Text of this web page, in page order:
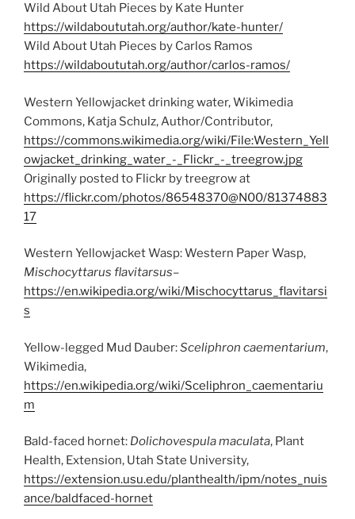
Wild About Utah Pieces by Kate Hunter
https://wildaboututah.org/author/kate-hunter/
Wild About Utah Pieces by Carlos Ramos
https://wildaboututah.org/author/carlos-ramos/
Western Yellowjacket drinking water, Wikimedia
Commons, Katja Schulz, Author/Contributor,
https://commons.wikimedia.org/wiki/File:Western_Yell
owjacket_drinking_water_-_Flickr_-_treegrow.jpg
Originally posted to Flickr by treegrow at
https://flickr.com/photos/86548370@N00/81374883
17
Western Yellowjacket Wasp: Western Paper Wasp,
Mischocyttarus flavitarsus–
https://en.wikipedia.org/wiki/Mischocyttarus_flavitarsi
s
Yellow-legged Mud Dauber:Sceliphron caementarium,
Wikimedia,
https://en.wikipedia.org/wiki/Sceliphron_caementariu
m
Bald-faced hornet: Dolichovespula maculata, Plant
Health, Extension, Utah State University,
https://extension.usu.edu/planthealth/ipm/notes_nuis
ance/baldfaced-hornet